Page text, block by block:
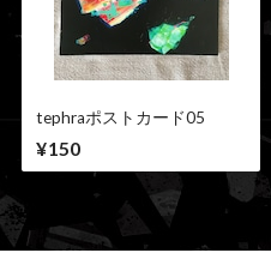
tephraポストカード05
¥150